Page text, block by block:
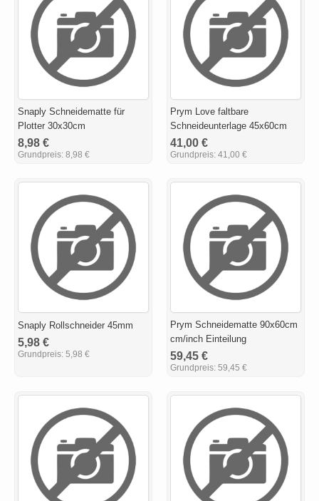
Snaply Schneidematte für
Plotter 30x30cm
8,98 €
Grundpreis: 8,98 €
Prym Love faltbare
Schneideunterlage 45x60cm
41,00 €
Grundpreis: 41,00 €
Snaply Rollschneider 45mm
5,98 €
Grundpreis: 5,98 €
Prym Schneidematte 90x60cm
cm/inch Einteilung
59,45 €
Grundpreis: 59,45 €